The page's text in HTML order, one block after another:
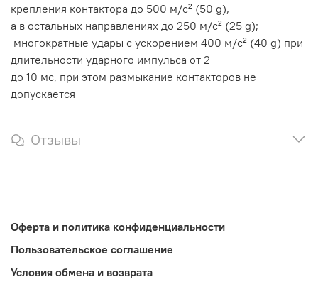
крепления контактора до 500 м/с² (50 g),
а в остальных направлениях до 250 м/с² (25 g);
многократные удары с ускорением 400 м/с² (40 g) при
длительности ударного импульса от 2
до 10 мс, при этом размыкание контакторов не
допускается
Отзывы
Оферта и политика конфиденциальности
Пользовательское соглашение
Условия обмена и возврата